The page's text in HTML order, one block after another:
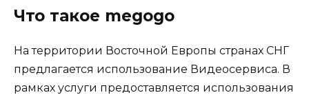
Что такое megogo
На территории Восточной Европы странах СНГ
предлагается использование Видеосервиса. В
рамках услуги предоставляется использования